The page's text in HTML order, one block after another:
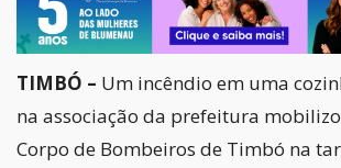
TIMBÓ – Um incêndio em uma
na associação da prefeitura
Corpo de Bombeiros de Timbó na